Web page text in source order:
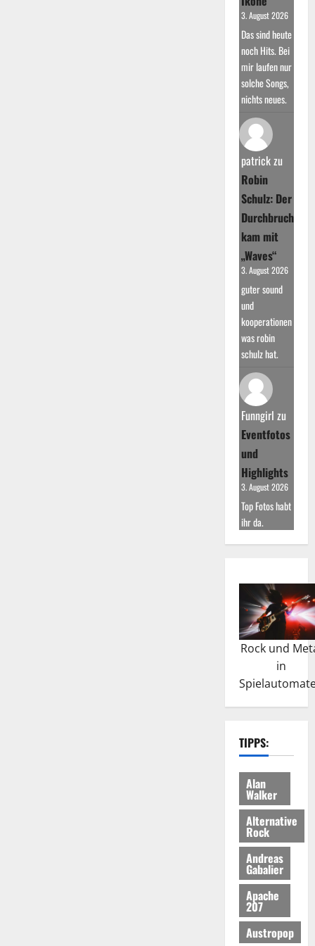
3. August 2026
Das sind heute
noch Hits. Bei
mir laufen nur
solche Songs,
nichts neues.
patrickzu
Robin
Schulz: Der
Durchbruch
kam mit
„Waves“
3. August 2026
guter sound
und
kooperationen
was robin
schulz hat.
Funngirl zu
Eventfotos
und
Highlights
3. August 2026
Top Fotos habt
ihr da.
Rock und
in
TIPPS:
Alan
Walker
Alternative
Rock
Andreas
Gabalier
Apache
207
Austropop